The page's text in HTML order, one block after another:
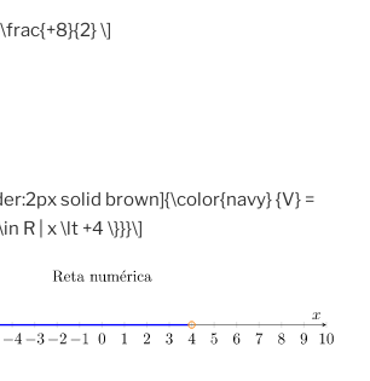
\]
solid brown]{\color{navy} {V} =
R | x \lt +4 \}}}\]